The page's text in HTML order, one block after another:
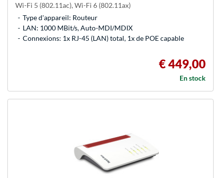
Wi-Fi 5 (802.11ac), Wi-Fi 6 (802.11ax)
Type d'appareil: Routeur
LAN: 1000 MBit/s, Auto-MDI/MDIX
Connexions: 1x RJ-45 (LAN) total, 1x de POE capable
€ 449,00
En stock